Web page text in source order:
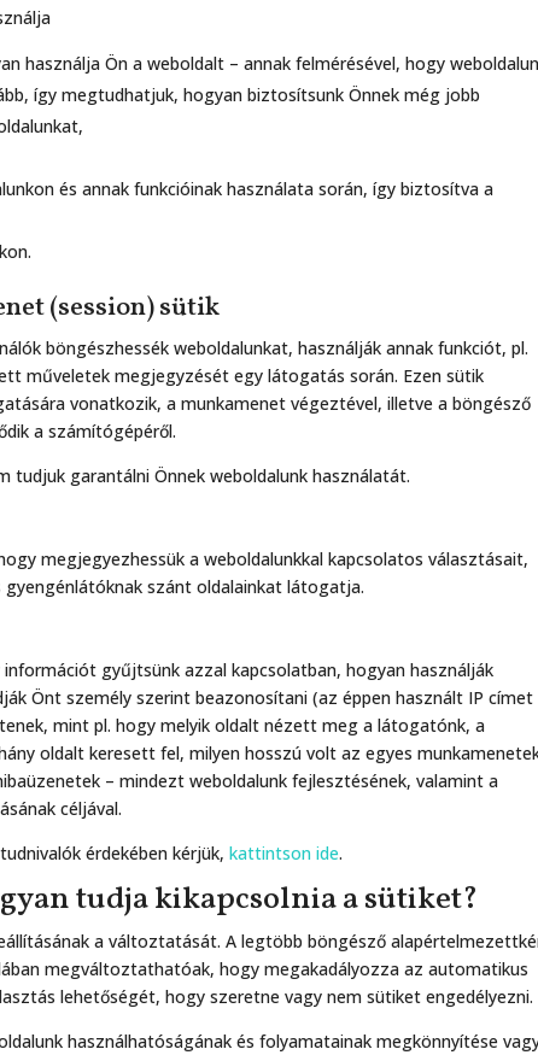
használja Ön a weboldalt – annak felmérésével, hogy
így megtudhatjuk, hogyan biztosítsunk Önnek még jobb
és annak funkcióinak használata során, így biztosítva a
(session) sütik
böngészhessék weboldalunkat, használják annak funkciót, pl.
műveletek megjegyzését egy látogatás során. Ezen sütik
vonatkozik, a munkamenet végeztével, illetve a böngésző
a számítógépéről.
tudjuk garantálni Önnek weboldalunk használatát.
megjegyezhessük a weboldalunkkal kapcsolatos választásait,
szánt oldalainkat látogatja.
gyűjtsünk azzal kapcsolatban, hogyan használják
Önt személy szerint beazonosítani (az éppen használt IP címet
mint pl. hogy melyik oldalt nézett meg a látogatónk, a
oldalt keresett fel, milyen hosszú volt az egyes
– mindezt weboldalunk fejlesztésének, valamint a
céljával.
érdekében kérjük,kattintson ide.
tudja kikapcsolnia a sütiket?
a változtatását. A legtöbb böngésző
megváltoztathatóak, hogy megakadályozza az automatikus
lehetőségét, hogy szeretne vagy nem sütiket engedélyezni.
használhatóságának és folyamatainak megkönnyítése